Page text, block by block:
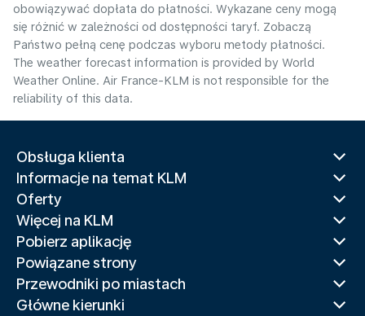
obowiązywać dopłata do płatności. Wykazane ceny mogą
się różnić w zależności od dostępności taryf. Zobaczą
Państwo pełną cenę podczas wyboru metody płatności.
The weather forecast information is provided by World
Weather Online. Air France-KLM is not responsible for the
reliability of this data.
Obsługa klienta
Informacje na temat KLM
Oferty
Więcej na KLM
Pobierz aplikację
Powiązane strony
Przewodniki po miastach
Główne kierunki